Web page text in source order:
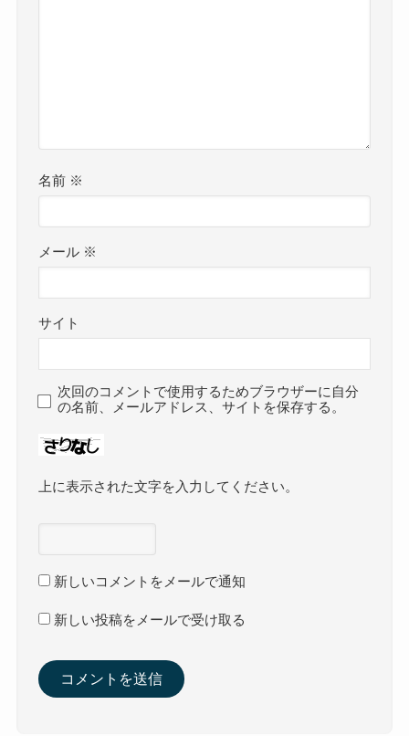
名前 ※
メール ※
サイト
次回のコメントで使用するためブラウザーに自分
の名前、メールアドレス、サイトを保存する。
上に表示された文字を入力してください。
新しいコメントをメールで通知
新しい投稿をメールで受け取る